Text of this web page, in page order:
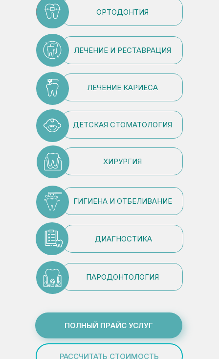
ПОЛНЫЙ ПРАЙС УСЛУГ
РАССЧИТАТЬ СТОИМОСТЬ
ДЕТСКАЯ СТОМАТОЛОГИЯ
ОРТОДОНТИЯ
ХИРУРГИЯ
ПАРОДОНТОЛОГИЯ
ЛЕЧЕНИЕ И РЕСТАВРАЦИЯ
ГИГИЕНА И ОТБЕЛИВАНИЕ
ЛЕЧЕНИЕ КАРИЕСА
ДИАГНОСТИКА